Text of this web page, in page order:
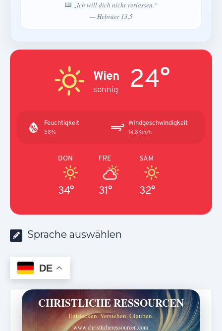
„Ich will dich nicht verlassen.“
— Hebräer 13,5
Wien
sonnig 24°
Feuchtigkeit
58%
Windgeschwindigkeit
14.8Km/h
DON
34°
FRE
31°
SAM
32°
Sprache auswählen
DE
CHRISTLICHE RESSOURCEN
Entdecken. Verstehen. Glauben.
www.christlicheressourcen.com